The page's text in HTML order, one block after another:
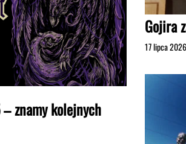
znamy kolejnych
Gojira
17 lipca 2026